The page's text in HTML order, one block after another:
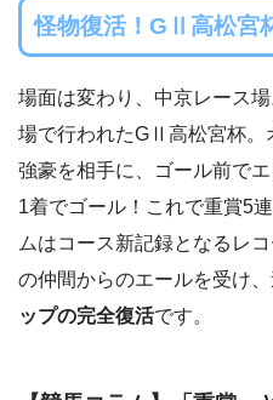
怪物復活！GⅡ高松宮
場面は変わり、中京レース
場で行われたGⅡ高松宮杯。
強豪を相手に、ゴール前で
1着でゴール！これで重賞5
ムはコース新記録となるレ
の仲間からのエールを受け
ップの完全復活です。